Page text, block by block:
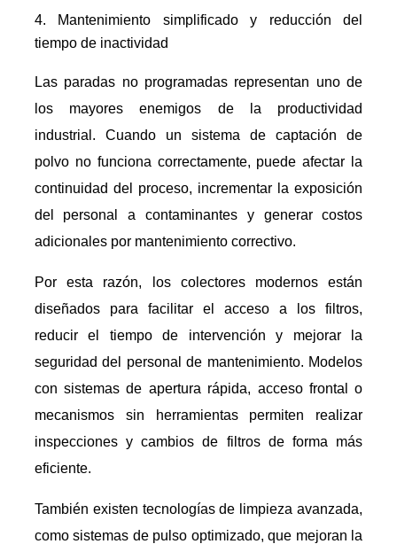
Mantenimiento simplificado y reducción del
tiempo de inactividad
Las paradas no programadas representan uno de
los mayores enemigos de la productividad
industrial. Cuando un sistema de captación de
polvo no funciona correctamente, puede afectar la
continuidad del proceso, incrementar la exposición
del personal a contaminantes y generar costos
adicionales por mantenimiento correctivo.
Por esta razón, los colectores modernos están
diseñados para facilitar el acceso a los filtros,
reducir el tiempo de intervención y mejorar la
seguridad del personal de mantenimiento. Modelos
con sistemas de apertura rápida, acceso frontal o
mecanismos sin herramientas permiten realizar
inspecciones y cambios de filtros de forma más
eficiente.
También existen tecnologías de limpieza avanzada,
como sistemas de pulso optimizado, que mejoran la